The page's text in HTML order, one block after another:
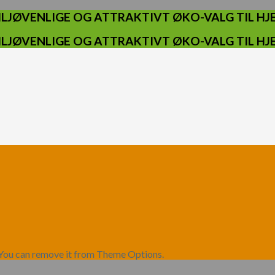
OG ATTRAKTIVT ØKO-VALG TIL
OG ATTRAKTIVT ØKO-VALG TIL
can remove it from Theme Options.